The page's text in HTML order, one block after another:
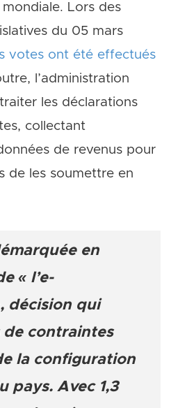
Lors des
du 05 mars
votes ont été effectués
l’administration
les déclarations
collectant
de revenus pour
de les soumettre en
en
« l’e-
décision qui
de contraintes
la configuration
pays. Avec 1,3